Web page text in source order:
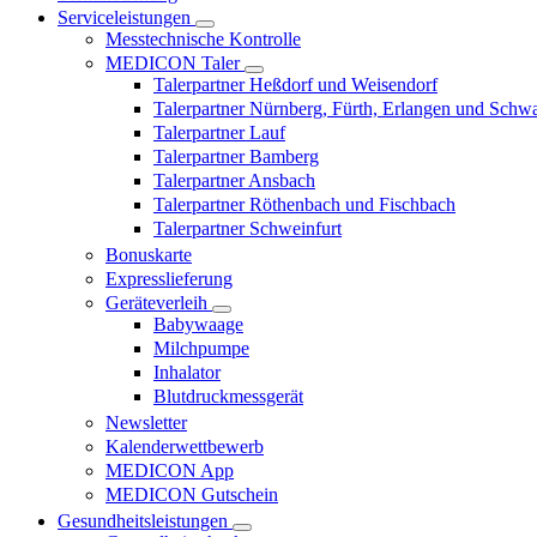
Serviceleistungen
Messtechnische Kontrolle
MEDICON Taler
Talerpartner Heßdorf und Weisendorf
Talerpartner Nürnberg, Fürth, Erlangen und
Talerpartner Lauf
Talerpartner Bamberg
Talerpartner Ansbach
Talerpartner Röthenbach und Fischbach
Talerpartner Schweinfurt
Bonuskarte
Expresslieferung
Geräteverleih
Babywaage
Milchpumpe
Inhalator
Blutdruckmessgerät
Newsletter
Kalenderwettbewerb
MEDICON App
MEDICON Gutschein
Gesundheitsleistungen